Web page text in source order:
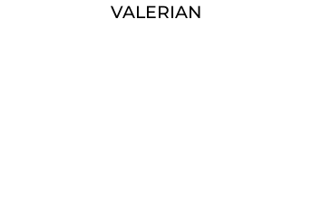
VALERIAN